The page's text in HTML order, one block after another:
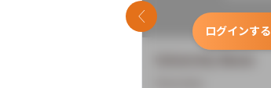
ログインする
前のスライド